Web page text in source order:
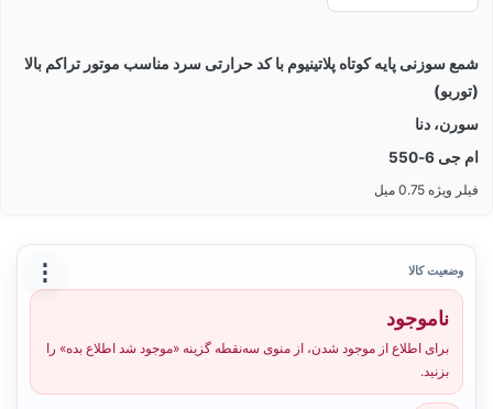
شمع سوزنی پایه کوتاه پلاتینیوم با کد حرارتی سرد مناسب موتور تراکم بالا
(توربو)
سورن، دنا
ام جی 6-550
فیلر ویژه 0.75 میل
⋮ وضعیت کالا
ناموجود
برای اطلاع از موجود شدن، از منوی سه‌نقطه گزینه «موجود شد اطلاع بده» را
بزنید.